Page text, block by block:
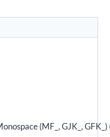
(MF_, GJK_,